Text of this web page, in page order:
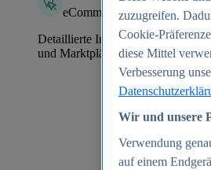
eCommerce Insights
Detaillierte Informationen zu
und Marktplätzen
zuzugreifen.
Cookie-
diese Mittel
Verbesserung
Wir und unsere
Verwendung
auf einem